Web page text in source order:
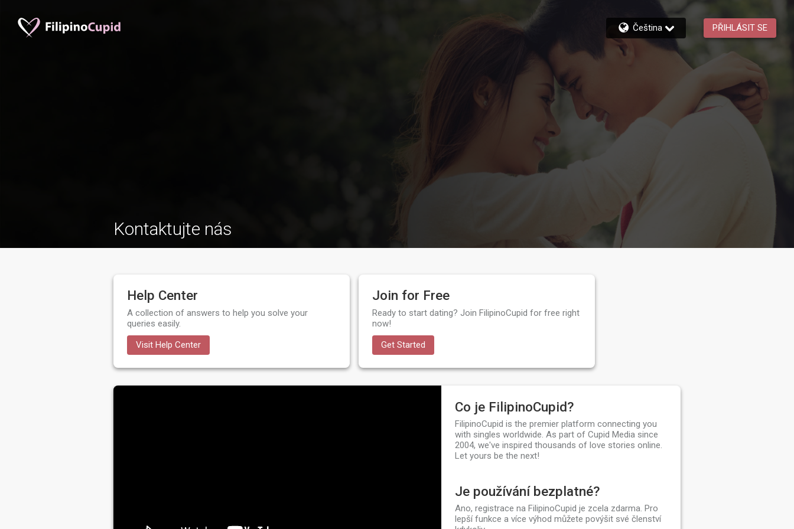
Čeština PŘIHLÁSIT SE
Kontaktujte nás
Help Center
A collection of answers to help you solve your
queries easily.
Visit Help Center
Join for Free
Ready to start dating? Join FilipinoCupid for free right
now!
Get Started
Co je FilipinoCupid?
FilipinoCupid is the premier platform connecting you
with singles worldwide. As part of Cupid Media since
2004, we've inspired thousands of love stories online.
Let yours be the next!
Je používání bezplatné?
Ano, registrace na FilipinoCupid je zcela zdarma. Pro
lepší funkce a více výhod můžete povýšit své členství